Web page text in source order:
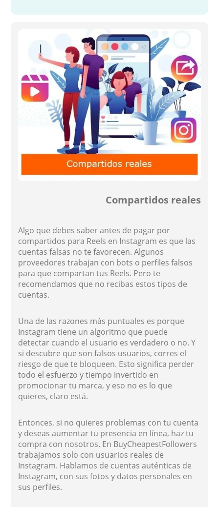
Compartidos reales
Algo que debes saber antes de pagar por
compartidos para Reels en Instagram es que las
cuentas falsas no te favorecen. Algunos
proveedores trabajan con bots o perfiles falsos
para que compartan tus Reels. Pero te
recomendamos que no recibas estos tipos de
cuentas.
Una de las razones más puntuales es porque
Instagram tiene un algoritmo que puede
detectar cuando el usuario es verdadero o no. Y
si descubre que son falsos usuarios, corres el
riesgo de que te bloqueen. Esto significa perder
todo el esfuerzo y tiempo invertido en
promocionar tu marca, y eso no es lo que
quieres, claro está.
Entonces, si no quieres problemas con tu cuenta
y deseas aumentar tu presencia en línea, haz tu
compra con nosotros. En BuyCheapestFollowers
trabajamos solo con usuarios reales de
Instagram. Hablamos de cuentas auténticas de
Instagram, con sus fotos y datos personales en
sus perfiles.